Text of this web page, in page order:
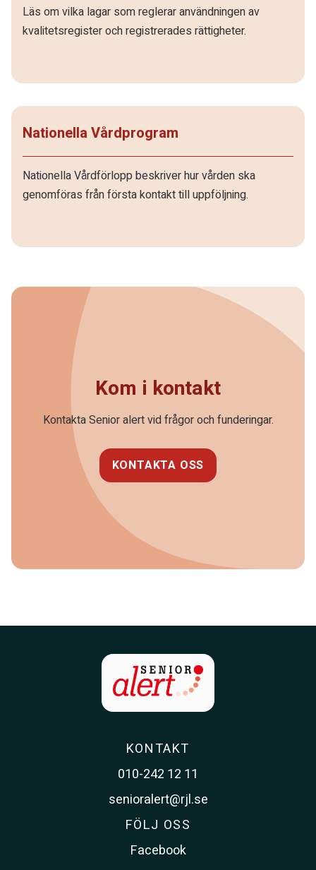
Läs om vilka lagar som reglerar användningen av
kvalitetsregister och registrerades rättigheter.
Nationella Vårdprogram
Nationella Vårdförlopp beskriver hur vården ska
genomföras från första kontakt till uppföljning.
Kom i kontakt
Kontakta Senior alert vid frågor och funderingar.
KONTAKTA OSS
KONTAKT
010-242 12 11
senioralert@rjl.se
FÖLJ OSS
Facebook